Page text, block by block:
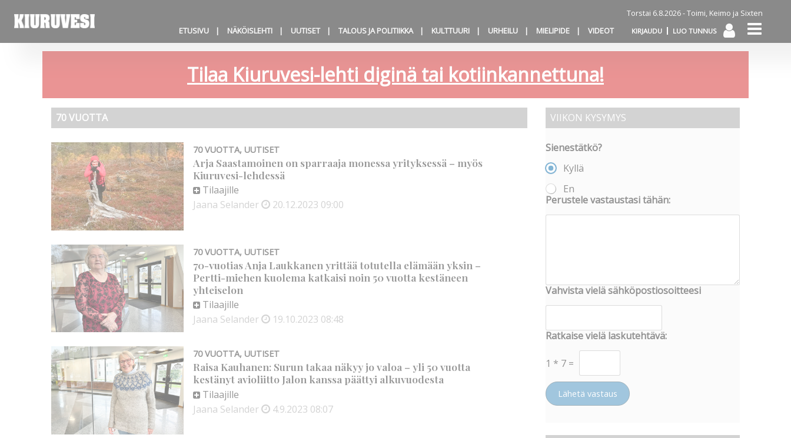
Torstai 6.8.2026 -Toimi, Keimo ja Sixten
ETUSIVU
NÄKÖISLEHTI UUTISET TALOUS JA POLITIIKKA KULTTUURI URHEILU MIELIPIDE VIDEOT KIRJAUDU LUO TUNNUS
Tilaa Kiuruvesi-lehti diginä tai kotiinkannettuna!
70 VUOTTA
70 VUOTTA, UUTISET
Arja Saastamoinen on sparraaja monessa yrityksessä – myös
Kiuruvesi-lehdessä
Tilaajille
Jaana Selander
20.12.2023 09:00
70 VUOTTA, UUTISET
70-vuotias Anja Laukkanen yrittää totutella elämään yksin –
Pertti-miehen kuolema katkaisi noin 50 vuotta kestäneen
yhteiselon
Tilaajille
Jaana Selander
19.10.2023 08:48
70 VUOTTA, UUTISET
Raisa Kauhanen: Surun takaa näkyy jo valoa – yli 50 vuotta
kestänyt avioliitto Jalon kanssa päättyi alkuvuodesta
Tilaajille
Jaana Selander
4.9.2023 08:07
VIIKON KYSYMYS
Sienestätkö?
Kyllä
En
Perustele vastaustasi tähän:
Vahvista vielä sähköpostiosoitteesi
Ratkaise vielä laskutehtävä:
1 * 7 =
Lähetä vastaus